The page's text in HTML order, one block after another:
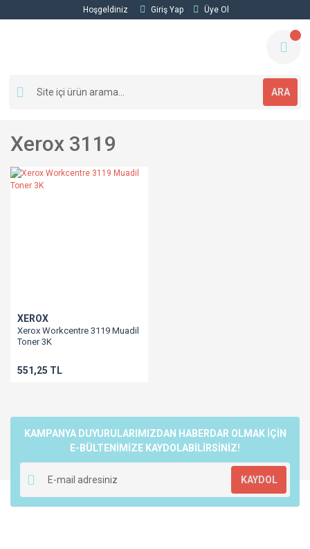
Hoşgeldiniz Giriş Yap Üye Ol
ARA
Xerox 3119
XEROX
Xerox Workcentre 3119 Muadil
Toner 3K
551,25 TL
KAMPANYA DUYURULARIMIZDAN HABERDAR OLMAK İÇİN
E-BÜLTENİMİZE KAYDOLABİLİRSİNİZ!
KAYDOL